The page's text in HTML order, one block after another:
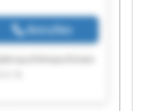
Anrufen